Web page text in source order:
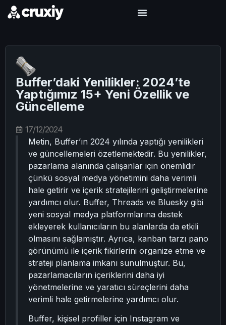
Buffer’daki Yenilikler: 2024’te
Yaptığımız 15+ Yeni Özellik ve
Güncelleme
17/12/2024
Metin, Buffer’ın 2024 yılında yaptığı yenilikleri
ve güncellemeleri özetlemektedir. Bu yenilikler,
pazarlama alanında çalışanlar için önemlidir
çünkü sosyal medya yönetimini daha verimli
hale getirir ve içerik stratejilerini geliştirmelerine
yardımcı olur. Buffer, Threads ve Bluesky gibi
yeni sosyal medya platformlarına destek
ekleyerek kullanıcıların bu alanlarda da etkili
olmasını sağlamıştır. Ayrıca, kanban tarzı pano
görünümü ile içerik fikirlerini organize etme ve
strateji planlama imkanı sunulmuştur. Bu,
pazarlamacıların içeriklerini daha iyi
yönetmelerine ve yaratıcı süreçlerini daha
verimli hale getirmelerine yardımcı olur.
Buffer, kişisel profiller için Instagram ve